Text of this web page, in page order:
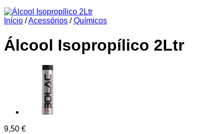
Início /Acessórios / Químicos
Álcool Isopropílico 2Ltr
9,50 €